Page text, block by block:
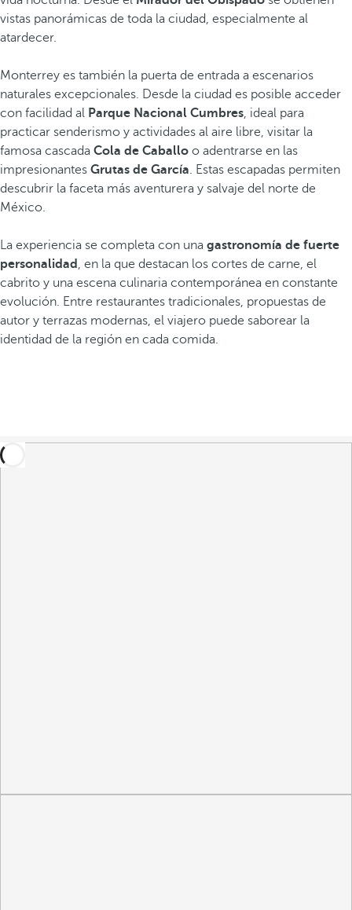
vistas panorámicas de toda la ciudad, especialmente al
atardecer.
Monterrey es también la puerta de entrada a escenarios
naturales excepcionales. Desde la ciudad es posible acceder
con facilidad al Parque Nacional Cumbres, ideal para
practicar senderismo y actividades al aire libre, visitar la
famosa cascada Cola de Caballo o adentrarse en las
impresionantes Grutas de García. Estas escapadas permiten
descubrir la faceta más aventurera y salvaje del norte de
México.
La experiencia se completa con una gastronomía de fuerte
personalidad , en la que destacan los cortes de carne, el
cabrito y una escena culinaria contemporánea en constante
evolución. Entre restaurantes tradicionales, propuestas de
autor y terrazas modernas, el viajero puede saborear la
identidad de la región en cada comida.